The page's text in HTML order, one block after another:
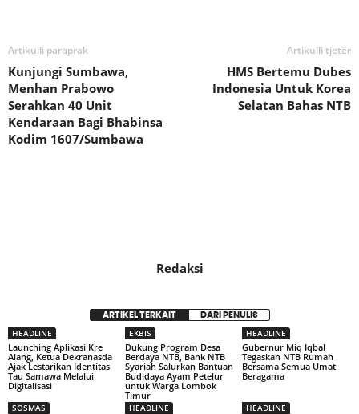
Artikulli paraprak
Kunjungi Sumbawa,
Menhan Prabowo
Serahkan 40 Unit
Kendaraan Bagi Bhabinsa
Kodim 1607/Sumbawa
Artikulli tjetër
HMS Bertemu Dubes
Indonesia Untuk Korea
Selatan Bahas NTB
Redaksi
ARTIKEL TERKAIT DARI PENULIS
HEADLINE
Launching Aplikasi Kre
Alang, Ketua Dekranasda
Ajak Lestarikan Identitas
Tau Samawa Melalui
Digitalisasi
EKBIS
Dukung Program Desa
Berdaya NTB, Bank NTB
Syariah Salurkan Bantuan
Budidaya Ayam Petelur
untuk Warga Lombok
Timur
HEADLINE
Gubernur Miq Iqbal
Tegaskan NTB Rumah
Bersama Semua Umat
Beragama
SOSMAS HEADLINE HEADLINE